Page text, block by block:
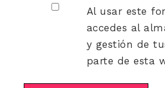
Al usar este
accedes al
y gestión de
parte de esta